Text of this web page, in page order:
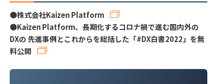
●株式会社Kaizen Platform
●Kaizen Platform、長期化するコロナ禍で進む国内外の
DXの 先進事例とこれからを総括した「#DX白書2022」を無
料公開